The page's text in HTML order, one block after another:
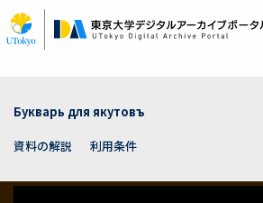
イ
ン
Букварь для якутовъ
資料の解説
利用条件